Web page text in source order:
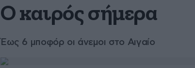
Ο καιρός σήμερα
Έως 6 μποφόρ οι άνεμοι στο Αιγαίο